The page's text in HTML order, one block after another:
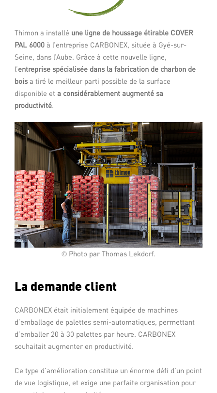
Thimon a installé une ligne de houssage étirable COVER
PAL 6000 à l’entreprise CARBONEX, située à Gyé-sur-
Seine, dans l’Aube. Grâce à cette nouvelle ligne,
l’entreprise spécialisée dans la fabrication de charbon de
boisa tiré le meilleur parti possible de la surface
disponible et a considérablement augmenté sa
productivité.
© Photo par Thomas Lekdorf.
La demande client
CARBONEX était initialement équipée de machines
d’emballage de palettes semi-automatiques, permettant
d’emballer 20 à 30 palettes par heure. CARBONEX
souhaitait augmenter en productivité.
Ce type d’amélioration constitue un énorme défi d’un point
de vue logistique, et exige une parfaite organisation pour